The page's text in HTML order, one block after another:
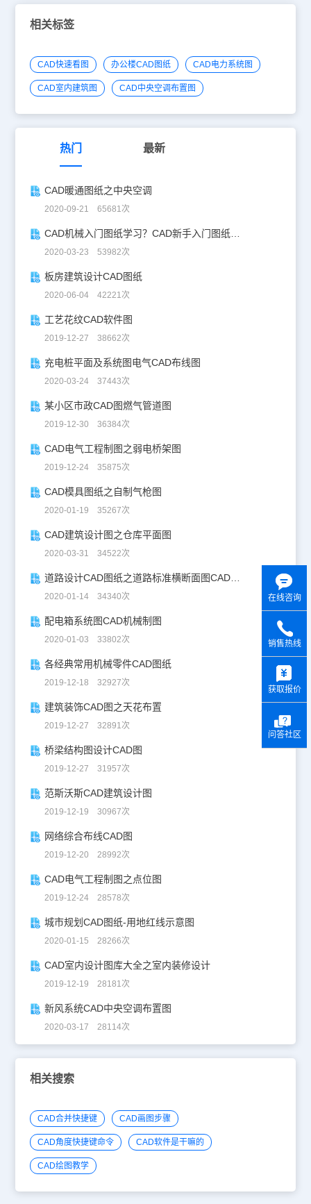
相关标签
CAD快速看图 办公楼CAD图纸 CAD电力系统图
CAD室内建筑图 CAD中央空调布置图
热门 最新
CAD暖通图纸之中央空调
2020-09-21 65681次
CAD机械入门图纸学习？CAD新手入门图纸练习
2020-03-23 53982次
板房建筑设计CAD图纸
2020-06-04 42221次
工艺花纹CAD软件图
2019-12-27 38662次
充电桩平面及系统图电气CAD布线图
2020-03-24 37443次
某小区市政CAD图燃气管道图
2019-12-30 36384次
CAD电气工程制图之弱电桥架图
2019-12-24 35875次
CAD模具图纸之自制气枪图
2020-01-19 35267次
CAD建筑设计图之仓库平面图
2020-03-31 34522次
道路设计CAD图纸之道路标准横断面图CAD图纸
2020-01-14 34340次
配电箱系统图CAD机械制图
2020-01-03 33802次
各经典常用机械零件CAD图纸
2019-12-18 32927次
建筑装饰CAD图之天花布置
2019-12-27 32891次
桥梁结构图设计CAD图
2019-12-27 31957次
范斯沃斯CAD建筑设计图
2019-12-19 30967次
网络综合布线CAD图
2019-12-20 28992次
CAD电气工程制图之点位图
2019-12-24 28578次
城市规划CAD图纸-用地红线示意图
2020-01-15 28266次
CAD室内设计图库大全之室内装修设计
2019-12-19 28181次
新风系统CAD中央空调布置图
2020-03-17 28114次
相关搜索
CAD合并快捷键 CAD画图步骤
CAD角度快捷键命令 CAD软件是干嘛的
CAD绘图教学
在线咨询
销售热线
获取报价
问答社区